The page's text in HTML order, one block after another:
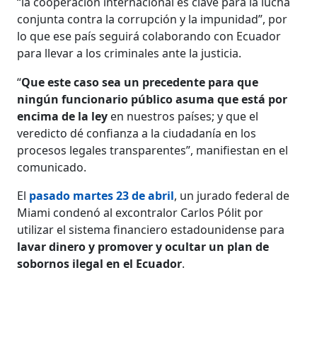
conjunta contra la corrupción y la impunidad”, por
lo que ese país seguirá colaborando con Ecuador
para llevar a los criminales ante la justicia.
“Que este caso sea un precedente para que
ningún funcionario público asuma que está por
encima de la ley en nuestros países; y que el
veredicto dé confianza a la ciudadanía en los
procesos legales transparentes”, manifiestan en el
comunicado.
El pasado martes 23 de abril, un jurado federal de
Miami condenó al excontralor Carlos Pólit por
utilizar el sistema financiero estadounidense para
lavar dinero y promover y ocultar un plan de
sobornos ilegal en el Ecuador.